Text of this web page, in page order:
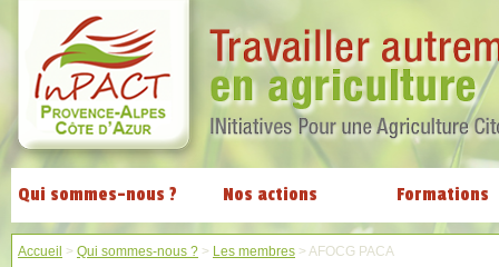
Qui sommes-nous ? Nos actions Formations
Accueil > Qui sommes-nous ? > Les membres > AFOCG PACA